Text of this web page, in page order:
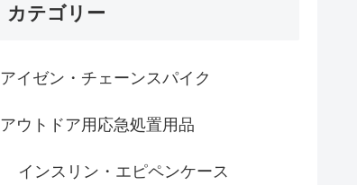
カテゴリー
アイゼン・チェーンスパイク
アウトドア用応急処置用品
インスリン・エピペンケース